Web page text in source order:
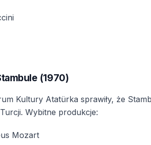
(1970)
Kultury Atatürka sprawiły, że
Wybitne produkcje:
Mozart